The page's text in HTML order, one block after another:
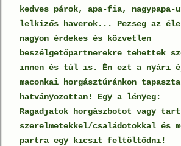
kedves párok, apa-fia, nagypapa-
lelkizős haverok... Pezseg az
nagyon érdekes és közvetlen
beszélgetőpartnerekre tehettek
innen és túl is. Én ezt a nyári
maconkai horgásztúránkon
hatványozottan! Egy a lényeg:
Ragadjatok horgászbotot vagy
szerelmetekkel/családotokkal és
partra egy kicsit feltöltődni!